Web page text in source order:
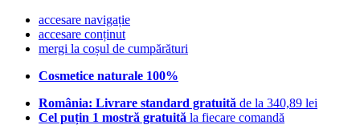
accesare navigație
accesare conținut
mergi la coșul de cumpărături
Cosmetice naturale 100%
România: Livrare standard gratuită de la 340,89 lei
Cel puțin 1 mostră gratuită la fiecare comandă